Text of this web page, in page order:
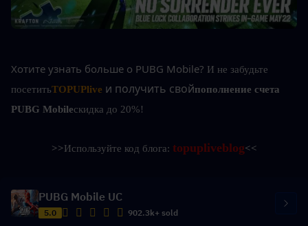
Хотите узнать больше о PUBG Mobile? И не забудьте
посетитьTOPUPlive и получить свойпополнение счета
PUBG Mobileскидка до 20%!
>>Используйте код блога: topupliveblog<<
PUBG Mobile UC
5.0 902.3k+ sold